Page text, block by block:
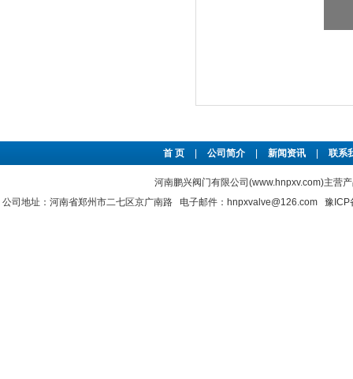
首 页 公司简介 新闻资讯 联系
河南鹏兴阀门有限公司(www.hnpxv.com)主营
公司地址：河南省郑州市二七区京广南路 电子邮件：hnpxvalve@126.com 豫ICP